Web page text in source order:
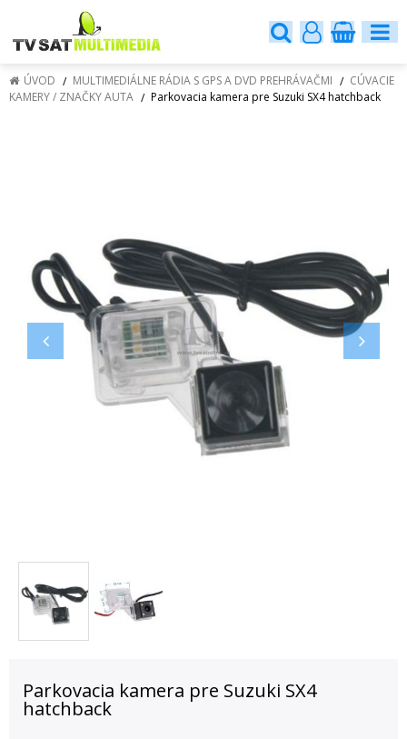
ÚVOD MULTIMEDIÁLNE RÁDIA S GPS A DVD PREHRÁVAČMI
CÚVACIE
KAMERY / ZNAČKY AUTA
Parkovacia kamera pre Suzuki SX4 hatchback
Parkovacia kamera pre Suzuki SX4
hatchback